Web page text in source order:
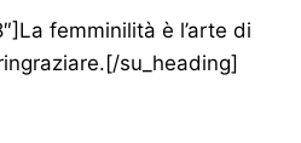
femminilità è l’arte di
su_heading]